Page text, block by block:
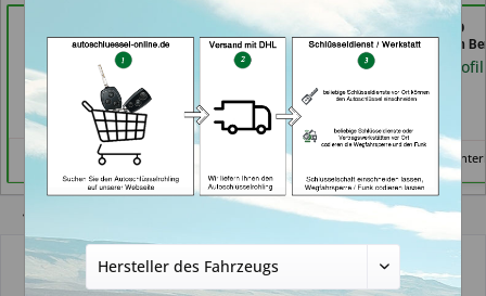
(in Rot am See)
Händlerprofil
Shoes & Keys by Eski (in
Erlangen)
Händlerprofil
KEYHERO
Autoschlüssel (in
Händlerprofil
Keine Services